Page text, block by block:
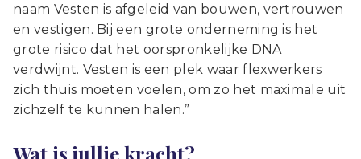
naam Vesten is afgeleid van bouwen, vertrouwen
en vestigen. Bij een grote onderneming is het
grote risico dat het oorspronkelijke DNA
verdwijnt. Vesten is een plek waar flexwerkers
zich thuis moeten voelen, om zo het maximale uit
zichzelf te kunnen halen.”
Wat is jullie kracht?